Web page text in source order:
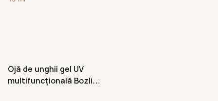
Ojă de unghii gel UV
multifuncțională Bozlin 7